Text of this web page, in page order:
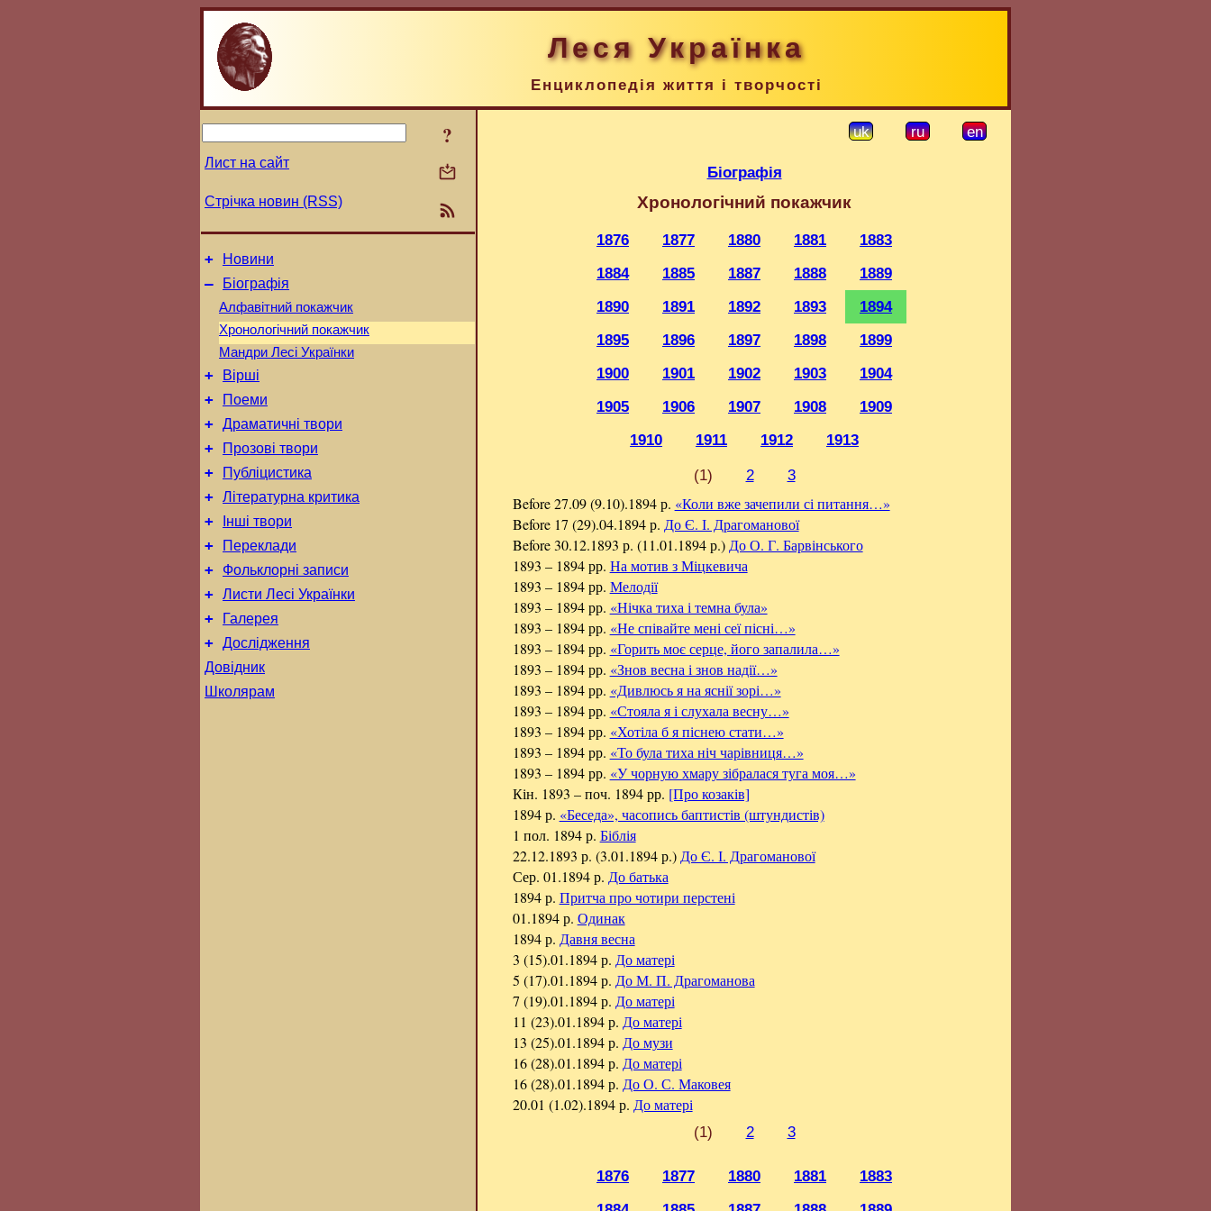
Леся Українка
Енциклопедія життя і творчості
?
Лист на сайт
Стрічка новин (RSS)
+ Новини
– Біографія
Алфавітний покажчик
Хронологічний покажчик
Мандри Лесі Українки
+ Вірші
+ Поеми
+ Драматичні твори
+ Прозові твори
+ Публіцистика
+ Літературна критика
+ Інші твори
+ Переклади
+ Фольклорні записи
+ Листи Лесі Українки
+ Галерея
+ Дослідження
Довідник
Школярам
uk ru en
Біографія
Хронологічний покажчик
1876 1877 1880 1881
1883
1884
1885 1887 1888
1889
1890
1891 1892 1893
1894
1895
1896 1897 1898
1899
1900
1901 1902 1903
1904
1905
1906 1907 1908
1909
1910
1911 1912
1913
(1)
2 3
Before 27.09 (9.10).1894 р. «Коли вже зачепили сі питання…»
Before 17 (29).04.1894 р. До Є. І. Драгоманової
Before 30.12.1893 р. (11.01.1894 р.) До О. Г. Барвінського
1893 – 1894 рр. На мотив з Міцкевича
1893 – 1894 рр. Мелодії
1893 – 1894 рр. «Нічка тиха і темна була»
1893 – 1894 рр. «Не співайте мені сеї пісні…»
1893 – 1894 рр. «Горить моє серце, його запалила…»
1893 – 1894 рр. «Знов весна і знов надії…»
1893 – 1894 рр. «Дивлюсь я на яснії зорі…»
1893 – 1894 рр. «Стояла я і слухала весну…»
1893 – 1894 рр. «Хотіла б я піснею стати…»
1893 – 1894 рр. «То була тиха ніч чарівниця…»
1893 – 1894 рр. «У чорную хмару зібралася туга моя…»
Кін. 1893 – поч. 1894 рр. [Про козаків]
1894 р. «Беседа», часопись баптистів (штундистів)
1 пол. 1894 р. Біблія
22.12.1893 р. (3.01.1894 р.) До Є. І. Драгоманової
Сер. 01.1894 р. До батька
1894 р. Притча про чотири перстені
01.1894 р. Одинак
1894 р. Давня весна
3 (15).01.1894 р. До матері
5 (17).01.1894 р. До М. П. Драгоманова
7 (19).01.1894 р. До матері
11 (23).01.1894 р. До матері
13 (25).01.1894 р. До музи
16 (28).01.1894 р. До матері
16 (28).01.1894 р. До О. С. Маковея
20.01 (1.02).1894 р. До матері
(1) 2 3
1876 1877 1880 1881
1883